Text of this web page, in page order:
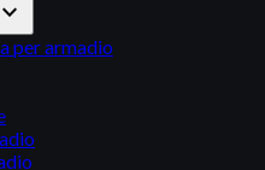
expand_more
per armadio